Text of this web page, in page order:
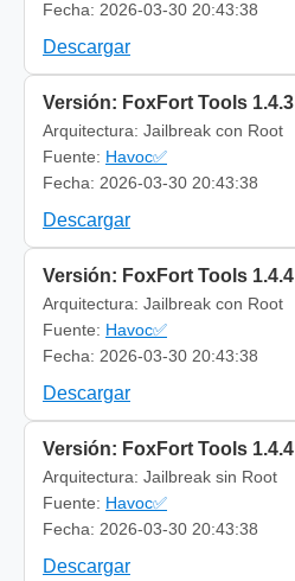
Fecha: 2026-03-30 20:43:38
Descargar
Versión: FoxFort Tools 1.4.3
Arquitectura: Jailbreak con Root
Fuente: Havoc✅
Fecha: 2026-03-30 20:43:38
Descargar
Versión: FoxFort Tools 1.4.4
Arquitectura: Jailbreak con Root
Fuente: Havoc✅
Fecha: 2026-03-30 20:43:38
Descargar
Versión: FoxFort Tools 1.4.4
Arquitectura: Jailbreak sin Root
Fuente: Havoc✅
Fecha: 2026-03-30 20:43:38
Descargar